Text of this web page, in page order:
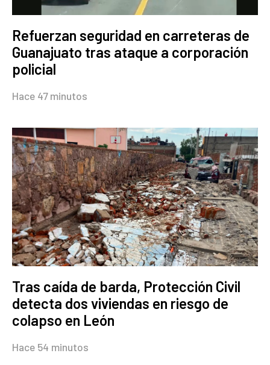
Refuerzan seguridad en carreteras de
Guanajuato tras ataque a corporación
policial
Hace 47 minutos
Tras caída de barda, Protección Civil
detecta dos viviendas en riesgo de
colapso en León
Hace 54 minutos